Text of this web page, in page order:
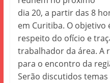
dia 20, a partir das 8
em Curitiba. O objetivo
respeito do ofício e
trabalhador da área. A
para o encontro da
Serão discutidos